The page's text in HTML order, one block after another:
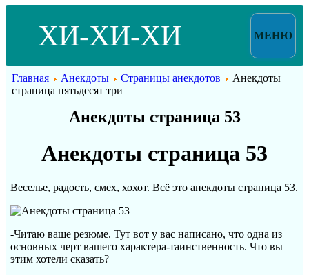
ХИ-ХИ-ХИ МЕНЮ
Главная Анекдоты Страницы анекдотов
Анекдоты
страница пятьдесят три
Анекдоты страница 53
Анекдоты страница 53
Веселье, радость, смех, хохот. Всё это анекдоты страница 53.
-Читаю ваше резюме. Тут вот у вас написано, что одна из
основных черт вашего характера-таинственность. Что вы
этим хотели сказать?